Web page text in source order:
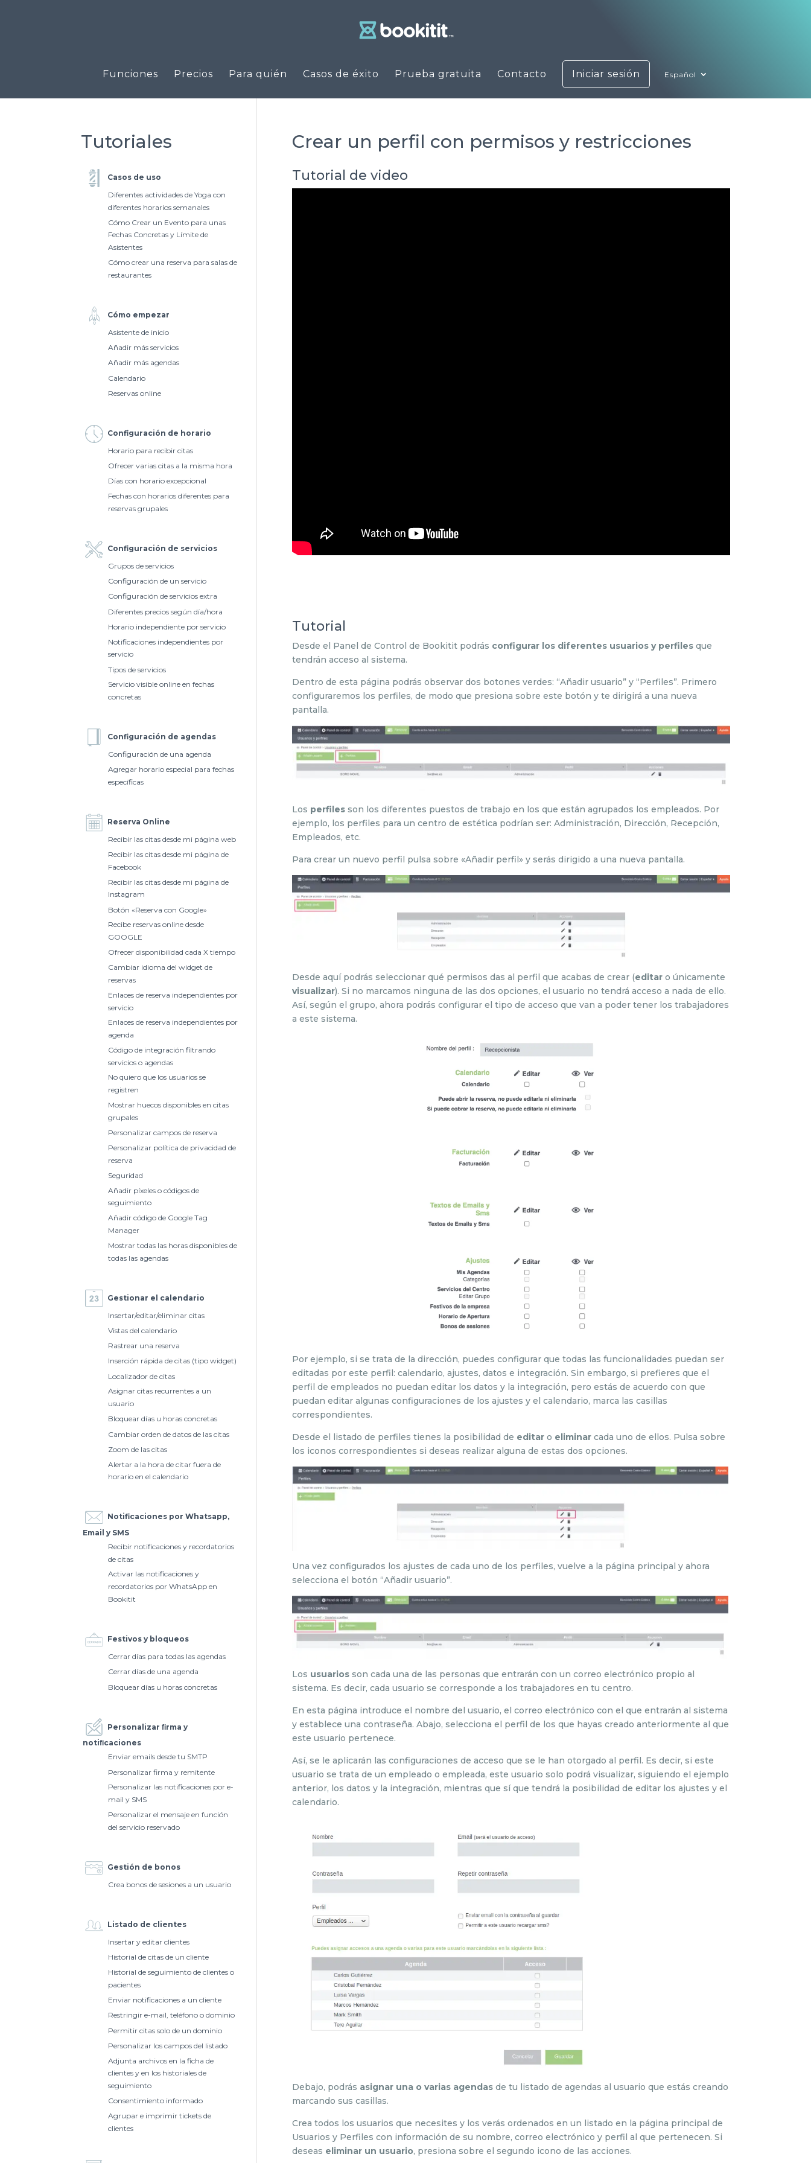
Funciones Precios Para quién Casos de éxito Prueba gratuita Contacto Iniciar sesión Español
Crear un perfil con permisos y restricciones
Tutorial de video
Tutorial
Desde el Panel de Control de Bookitit podrás configurar los diferentes usuarios y perfilesque
tendrán acceso al sistema.
Dentro de esta página podrás observar dos botones verdes: “Añadir usuario” y “Perfiles”. Primero
configuraremos los perfiles, de modo que presiona sobre este botón y te dirigirá a una nueva
pantalla.
Los perfilesson los diferentes puestos de trabajo en los que están agrupados los empleados. Por
ejemplo, los perfiles para un centro de estética podrían ser: Administración, Dirección, Recepción,
Empleados, etc.
Para crear un nuevo perfil pulsa sobre «Añadir perfil» y serás dirigido a una nueva pantalla.
Desde aquí podrás seleccionar qué permisos das al perfil que acabas de crear (editaro únicamente
visualizar). Si no marcamos ninguna de las dos opciones, el usuario no tendrá acceso a nada de ello.
Así, según el grupo, ahora podrás configurar el tipo de acceso que van a poder tener los trabajadores
a este sistema.
Por ejemplo, si se trata de la dirección, puedes configurar que todas las funcionalidades puedan ser
editadas por este perfil: calendario, ajustes, datos e integración. Sin embargo, si prefieres que el
perfil de empleados no puedan editar los datos y la integración, pero estás de acuerdo con que
puedan editar algunas configuraciones de los ajustes y el calendario, marca las casillas
correspondientes.
Desde el listado de perfiles tienes la posibilidad de editaro eliminarcada uno de ellos. Pulsa sobre
los iconos correspondientes si deseas realizar alguna de estas dos opciones.
Una vez configurados los ajustes de cada uno de los perfiles, vuelve a la página principal y ahora
selecciona el botón “Añadir usuario”.
Los usuariosson cada una de las personas que entrarán con un correo electrónico propio al
sistema. Es decir, cada usuario se corresponde a los trabajadores en tu centro.
En esta página introduce el nombre del usuario, el correo electrónico con el que entrarán al sistema
y establece una contraseña. Abajo, selecciona el perfil de los que hayas creado anteriormente al que
este usuario pertenece.
Así, se le aplicarán las configuraciones de acceso que se le han otorgado al perfil. Es decir, si este
usuario se trata de un empleado o empleada, este usuario solo podrá visualizar, siguiendo el ejemplo
anterior, los datos y la integración, mientras que sí que tendrá la posibilidad de editar los ajustes y el
calendario.
Debajo, podrás asignar una o varias agendasde tu listado de agendas al usuario que estás creando
marcando sus casillas.
Crea todos los usuarios que necesites y los verás ordenados en un listado en la página principal de
Usuarios y Perfiles con información de su nombre, correo electrónico y perfil al que pertenecen. Si
deseas eliminar un usuario, presiona sobre el segundo icono de las acciones.
Tutoriales
Casos de uso
Diferentes actividades de Yoga con
diferentes horarios semanales
Cómo Crear un Evento para unas
Fechas Concretas y Límite de
Asistentes
Cómo crear una reserva para salas de
restaurantes
Cómo empezar
Asistente de inicio
Añadir más servicios
Añadir más agendas
Calendario
Reservas online
Configuración de horario
Horario para recibir citas
Ofrecer varias citas a la misma hora
Días con horario excepcional
Fechas con horarios diferentes para
reservas grupales
Configuración de servicios
Grupos de servicios
Configuración de un servicio
Configuración de servicios extra
Diferentes precios según día/hora
Horario independiente por servicio
Notificaciones independientes por
servicio
Tipos de servicios
Servicio visible online en fechas
concretas
Configuración de agendas
Configuración de una agenda
Agregar horario especial para fechas
específicas
Reserva Online
Recibir las citas desde mi página web
Recibir las citas desde mi página de
Facebook
Recibir las citas desde mi página de
Instagram
Botón «Reserva con Google»
Recibe reservas online desde
GOOGLE
Ofrecer disponibilidad cada X tiempo
Cambiar idioma del widget de
reservas
Enlaces de reserva independientes por
servicio
Enlaces de reserva independientes por
agenda
Código de integración filtrando
servicios o agendas
No quiero que los usuarios se
registren
Mostrar huecos disponibles en citas
grupales
Personalizar campos de reserva
Personalizar política de privacidad de
reserva
Seguridad
Añadir píxeles o códigos de
seguimiento
Añadir código de Google Tag
Manager
Mostrar todas las horas disponibles de
todas las agendas
Gestionar el calendario
Insertar/editar/eliminar citas
Vistas del calendario
Rastrear una reserva
Inserción rápida de citas (tipo widget)
Localizador de citas
Asignar citas recurrentes a un
usuario
Bloquear días u horas concretas
Cambiar orden de datos de las citas
Zoom de las citas
Alertar a la hora de citar fuera de
horario en el calendario
Notificaciones por Whatsapp,
Email y SMS
Recibir notificaciones y recordatorios
de citas
Activar las notificaciones y
recordatorios por WhatsApp en
Bookitit
Festivos y bloqueos
Cerrar días para todas las agendas
Cerrar días de una agenda
Bloquear días u horas concretas
Personalizar ﬁrma y
notiﬁcaciones
Enviar emails desde tu SMTP
Personalizar firma y remitente
Personalizar las notificaciones por e-
mail y SMS
Personalizar el mensaje en función
del servicio reservado
Gestión de bonos
Crea bonos de sesiones a un usuario
Listado de clientes
Insertar y editar clientes
Historial de citas de un cliente
Historial de seguimiento de clientes o
pacientes
Enviar notificaciones a un cliente
Restringir e-mail, teléfono o dominio
Permitir citas solo de un dominio
Personalizar los campos del listado
Adjunta archivos en la ficha de
clientes y en los historiales de
seguimiento
Consentimiento informado
Agrupar e imprimir tickets de
clientes